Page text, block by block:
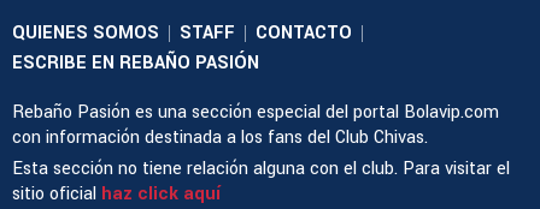
QUIENES SOMOS | STAFF | CONTACTO |
ESCRIBE EN REBAÑO PASIÓN
Rebaño Pasión es una sección especial del portal Bolavip.com
con información destinada a los fans del Club Chivas.
Esta sección no tiene relación alguna con el club. Para visitar el
sitio oficial haz click aquí